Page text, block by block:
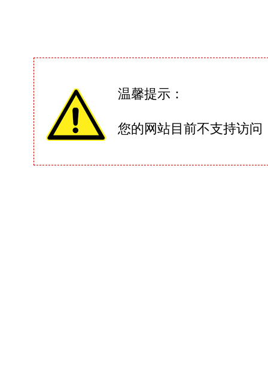
温馨提示：
您的网站目前不支持访